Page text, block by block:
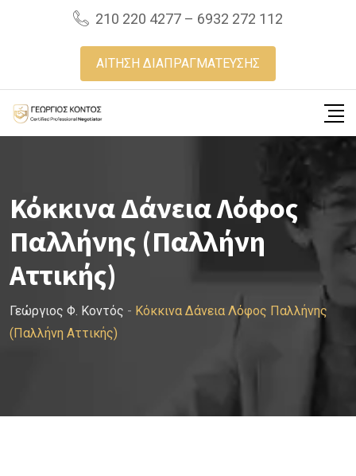
210 220 4277 – 6932 272 112
ΑΙΤΗΣΗ ΔΙΑΠΡΑΓΜΑΤΕΥΣΗΣ
Κόκκινα Δάνεια Λόφος
Παλλήνης (Παλλήνη
Αττικής)
Γεώργιος Φ. Κοντός - Κόκκινα Δάνεια Λόφος Παλλήνης
(Παλλήνη Αττικής)